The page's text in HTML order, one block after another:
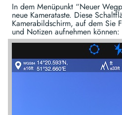
In dem Menüpunkt “Neuer
neue Kamerataste. Diese
Kamerabildschirm, auf dem Sie
und Notizen aufnehmen können: